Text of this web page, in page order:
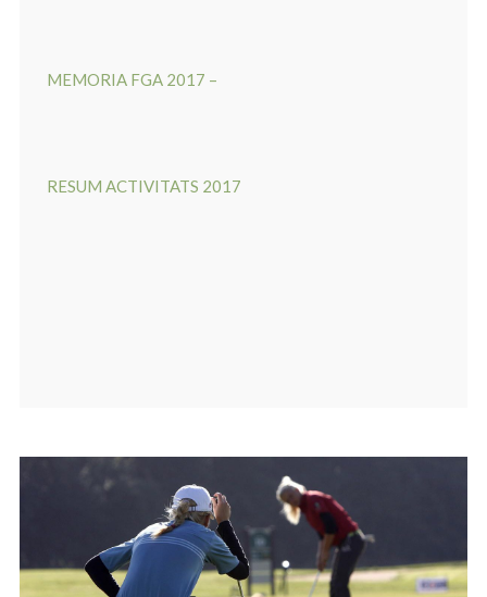
MEMORIA FGA 2017 –
RESUM ACTIVITATS 2017